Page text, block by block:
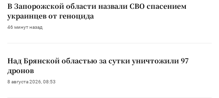
В Запорожской области назвали СВО спасением
украинцев от геноцида
46 минут назад
Над Брянской областью за сутки уничтожили 97
дронов
8 августа 2026, 08:53